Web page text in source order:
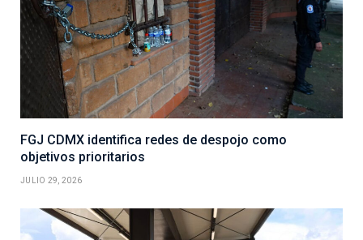
FGJ CDMX identifica redes de despojo como
objetivos prioritarios
JULIO 29, 2026